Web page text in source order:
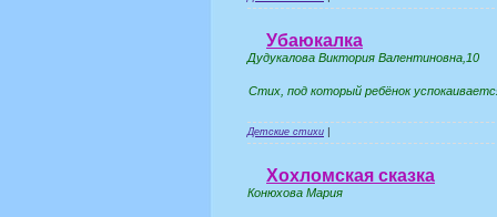
Убаюкалка
Дудукалова Виктория Валентиновна,10
Стих, под который ребёнок
Детские стихи
Хохломская сказка
Конюхова Мария